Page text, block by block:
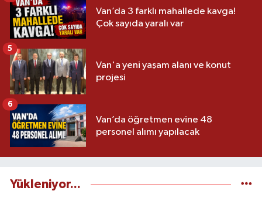
Van’da 3 farklı mahallede kavga!
Çok sayıda yaralı var
Van'a yeni yaşam alanı ve konut
projesi
5
Van’da öğretmen evine 48
personel alımı yapılacak
6
Yükleniyor...